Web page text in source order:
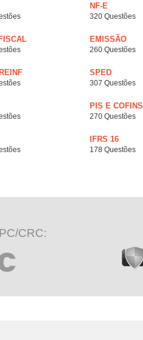
NF-E
320 Questões
EMISSÃO
260 Questões
SPED
307 Questões
PIS E COFINS
270 Questões
IFRS 16
178 Questões
CRC: